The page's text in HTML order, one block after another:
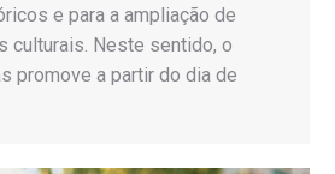
e para a ampliação de
culturais. Neste sentido, o
promove a partir do dia de